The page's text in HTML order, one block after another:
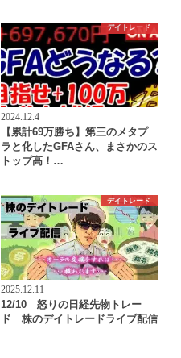
デイトレード
2024.12.4
【累計69万勝ち】第三のメタプ
ラと化したGFAさん、まさかのス
トップ高！…
デイトレード
2025.12.11
12/10 怒りの日経先物トレー
ド 株のデイトレードライブ配信